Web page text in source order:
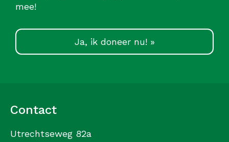
mee!
Ja, ik doneer nu! »
Contact
Utrechtseweg 82a